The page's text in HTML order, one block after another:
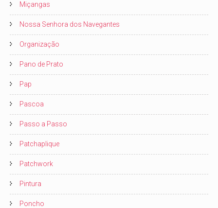
Miçangas
Nossa Senhora dos Navegantes
Organização
Pano de Prato
Pap
Pascoa
Passo a Passo
Patchaplique
Patchwork
Pintura
Poncho